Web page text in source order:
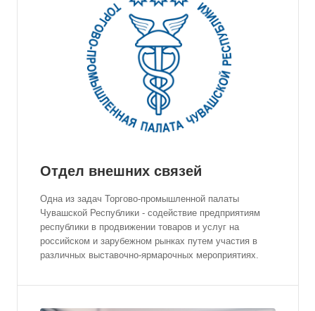
Отдел внешних связей
Одна из задач Торгово-промышленной палаты
Чувашской Республики - содействие предприятиям
республики в продвижении товаров и услуг на
российском и зарубежном рынках путем участия в
различных выставочно-ярмарочных мероприятиях.